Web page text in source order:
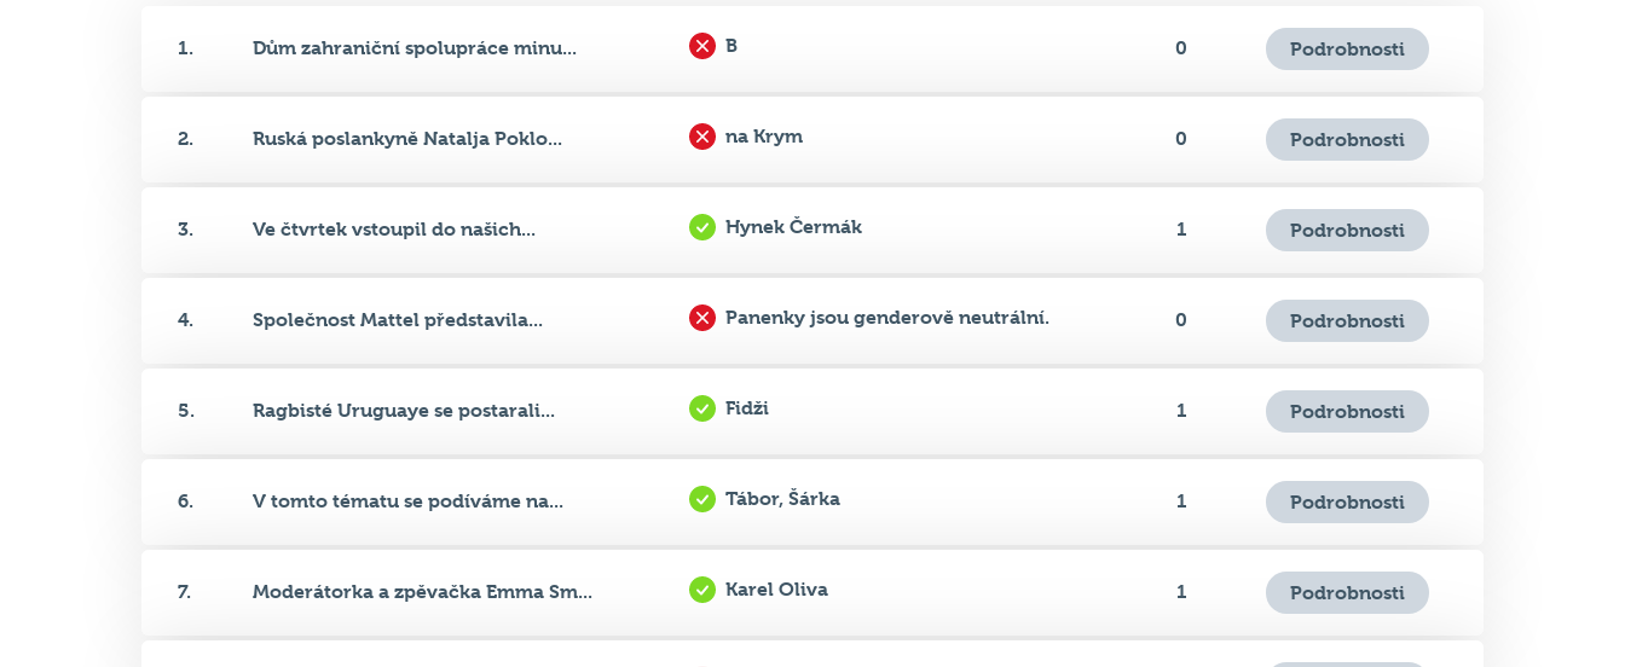
1. Dům zahraniční spolupráce minu... B 0 Podrobnosti
2. Ruská poslankyně Natalja Poklo... na Krym 0 Podrobnosti
3. Ve čtvrtek vstoupil do našich... Hynek Čermák 1 Podrobnosti
4. Společnost Mattel představila... Panenky jsou genderově neutrální. 0 Podrobnosti
5. Ragbisté Uruguaye se postarali... Fidži 1 Podrobnosti
6. V tomto tématu se podíváme na... Tábor, Šárka 1 Podrobnosti
7. Moderátorka a zpěvačka Emma Sm... Karel Oliva 1 Podrobnosti